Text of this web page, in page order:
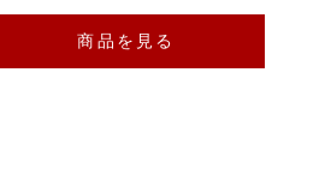
商品を見る